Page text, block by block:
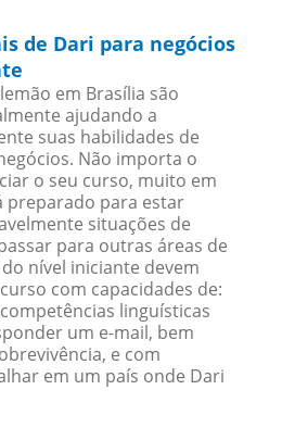
de Dari para negócios
em Brasília são
ajudando a
suas habilidades de
Não importa o
o seu curso, muito em
preparado para estar
situações de
para outras áreas de
nível iniciante devem
com capacidades de:
linguísticas
um e-mail, bem
e com
em um país onde Dari